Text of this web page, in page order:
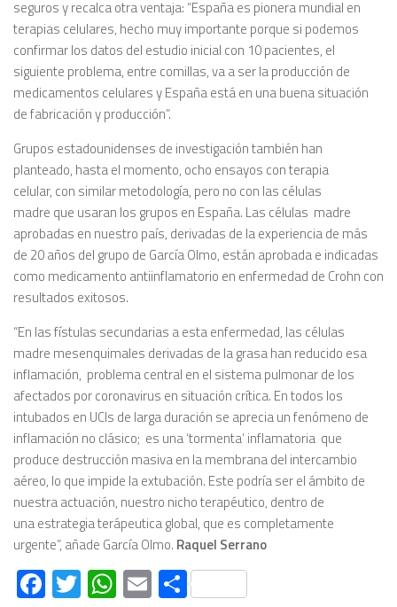
seguros y recalca otra ventaja: “España es pionera mundial en
terapias celulares, hecho muy importante porque si podemos
confirmar los datos del estudio inicial con 10 pacientes, el
siguiente problema, entre comillas, va a ser la producción de
medicamentos celulares y España está en una buena situación
de fabricación y producción”.
Grupos estadounidenses de investigación también han
planteado, hasta el momento, ocho ensayos con terapia
celular, con similar metodología, pero no con las células
madre que usaran los grupos en España. Las células madre
aprobadas en nuestro país, derivadas de la experiencia de más
de 20 años del grupo de García Olmo, están aprobada e indicadas
como medicamento antiinflamatorio en enfermedad de Crohn con
resultados exitosos.
“En las fístulas secundarias a esta enfermedad, las células
madre mesenquimales derivadas de la grasa han reducido esa
inflamación, problema central en el sistema pulmonar de los
afectados por coronavirus en situación crítica. En todos los
intubados en UCIs de larga duración se aprecia un fenómeno de
inflamación no clásico; es una ‘tormenta’ inflamatoria que
produce destrucción masiva en la membrana del intercambio
aéreo, lo que impide la extubación. Este podría ser el ámbito de
nuestra actuación, nuestro nicho terapéutico, dentro de
una estrategia terápeutica global, que es completamente
urgente”, añade García Olmo. Raquel Serrano
Facebook
Twitter
WhatsApp
EmailCompartir